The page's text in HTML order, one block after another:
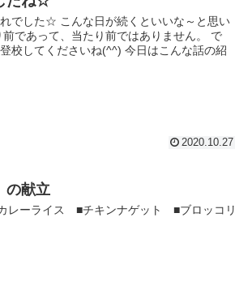
でした☆ こんな日が続くといいな～と思い
であって、当たり前ではありません。 で
校してくださいね(^^) 今日はこんな話の紹
2020.10.27
の献立
ーライス ■チキンナゲット ■ブロッコリ